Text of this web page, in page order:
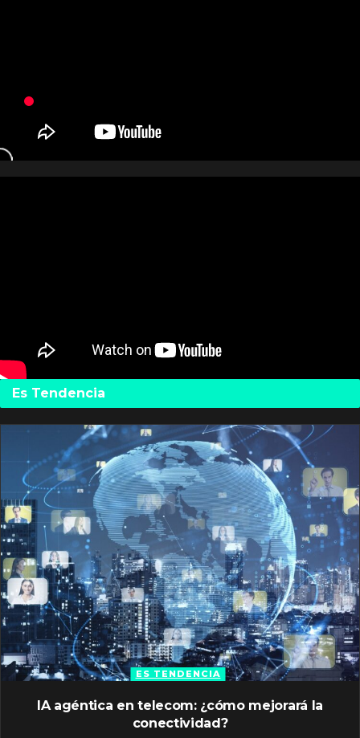
Es Tendencia
ES TENDENCIA
IA agéntica en telecom: ¿cómo mejorará la
conectividad?